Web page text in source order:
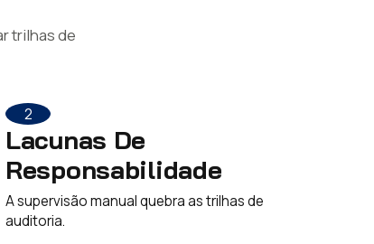
trilhas de
2
Lacunas De
Responsabilidade
A supervisão manual quebra as trilhas de
auditoria.